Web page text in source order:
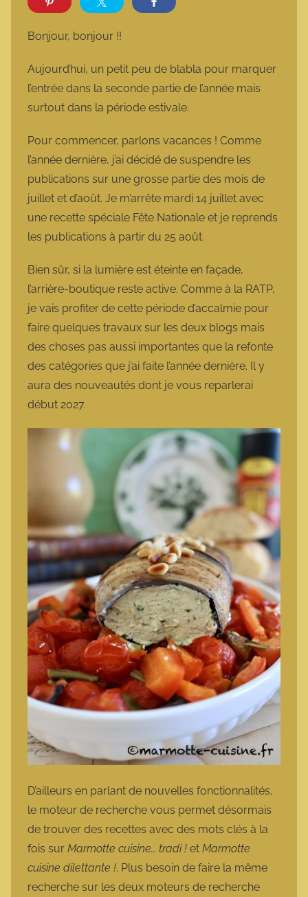
r
m
o
t
Bonjour, bonjour !!
Aujourd’hui, un petit peu de blabla pour marquer
l’entrée dans la seconde partie de l’année mais
surtout dans la période estivale.
Pour commencer, parlons vacances ! Comme
l’année dernière, j’ai décidé de suspendre les
publications sur une grosse partie des mois de
juillet et d’août. Je m’arrête mardi 14 juillet avec
une recette spéciale Fête Nationale et je reprends
les publications à partir du 25 août.
Bien sûr, si la lumière est éteinte en façade,
l’arrière-boutique reste active. Comme à la RATP,
je vais profiter de cette période d’accalmie pour
faire quelques travaux sur les deux blogs mais
des choses pas aussi importantes que la refonte
des catégories que j’ai faite l’année dernière. Il y
aura des nouveautés dont je vous reparlerai
début 2027.
D’ailleurs en parlant de nouvelles fonctionnalités,
le moteur de recherche vous permet désormais
de trouver des recettes avec des mots clés à la
fois sur Marmotte cuisine… tradi ! et Marmotte
cuisine dilettante !. Plus besoin de faire la même
recherche sur les deux moteurs de recherche